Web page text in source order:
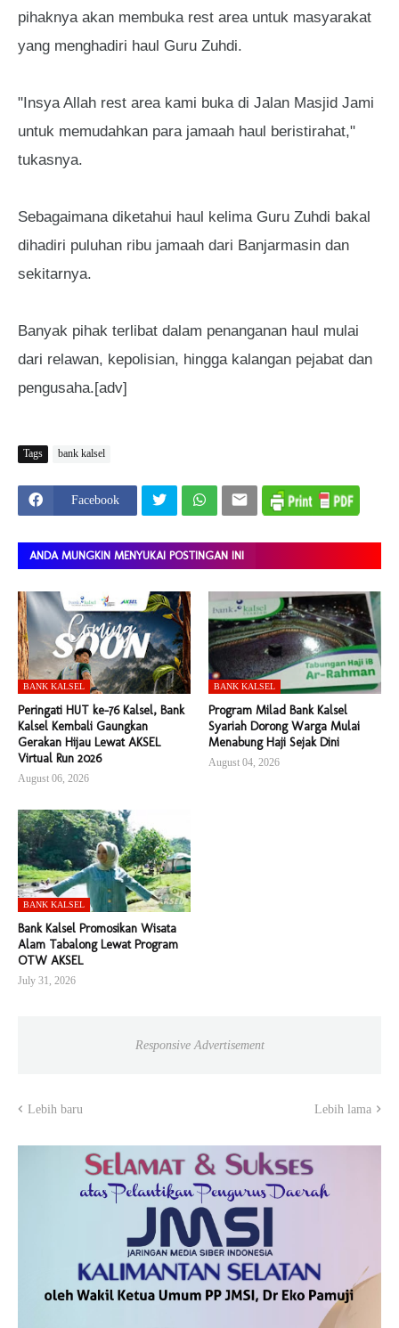
pihaknya akan membuka rest area untuk masyarakat
yang menghadiri haul Guru Zuhdi.
"Insya Allah rest area kami buka di Jalan Masjid Jami
untuk memudahkan para jamaah haul beristirahat,"
tukasnya.
Sebagaimana diketahui haul kelima Guru Zuhdi bakal
dihadiri puluhan ribu jamaah dari Banjarmasin dan
sekitarnya.
Banyak pihak terlibat dalam penanganan haul mulai
dari relawan, kepolisian, hingga kalangan pejabat dan
pengusaha.[adv]
Tags bank kalsel
Facebook
ANDA MUNGKIN MENYUKAI POSTINGAN INI
BANK KALSEL
Peringati HUT ke-76 Kalsel, Bank
Kalsel Kembali Gaungkan
Gerakan Hijau Lewat AKSEL
Virtual Run 2026
August 06, 2026
BANK KALSEL
Program Milad Bank Kalsel
Syariah Dorong Warga Mulai
Menabung Haji Sejak Dini
August 04, 2026
BANK KALSEL
Bank Kalsel Promosikan Wisata
Alam Tabalong Lewat Program
OTW AKSEL
July 31, 2026
Responsive Advertisement
Lebih baru Lebih lama